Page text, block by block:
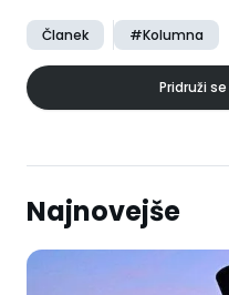
Članek #Kolumna
Pridruži se
Najnovejše